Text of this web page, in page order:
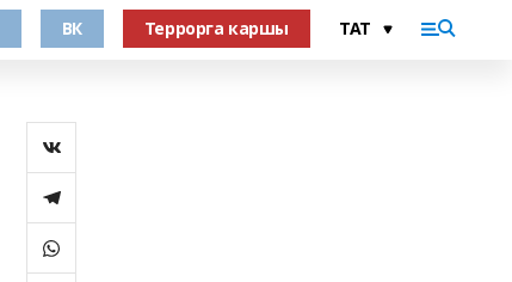
ВК Террорга каршы